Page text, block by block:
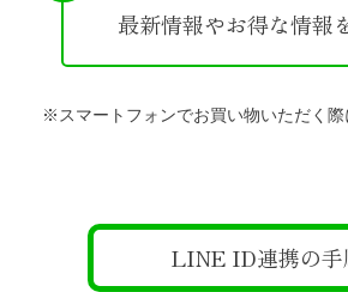
最新情報やお得な情報
※スマートフォンでお買い物いただく際
LINE ID連携の手